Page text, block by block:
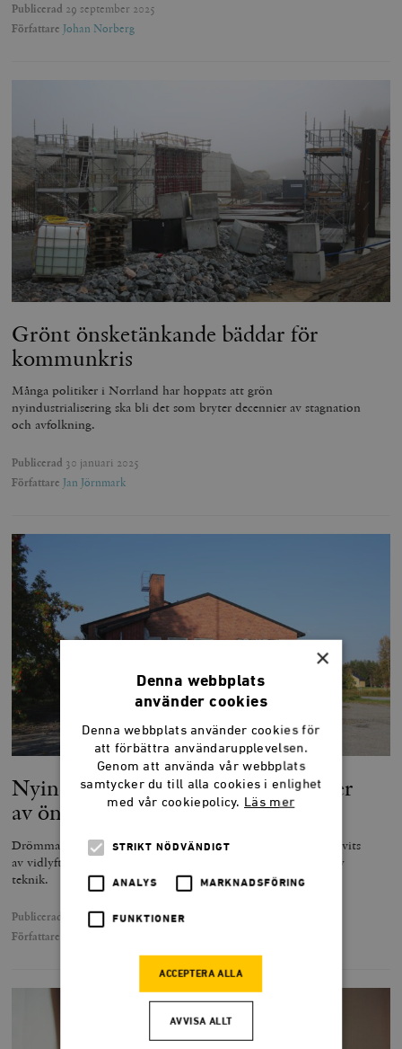
Publicerad 29 september 2025
Författare Johan Norberg
Grönt önsketänkande bäddar för
kommunkris
Många politiker i Norrland har hoppats att grön
nyindustrialisering ska bli det som bryter decennier av stagnation
och avfolkning.
Publicerad 30 januari 2025
Författare Jan Jörnmark
Nyindustrialiseringens tre decennier
av önsketänkande
Drömmarna om att kunna bryta Norrlands stagnation har drivits
av vidlyftiga politiska mål och orealistiska förväntningar på ny
teknik.
Publicerad
29 januari 2025
Författare
×
Denna webbplats
använder cookies
Denna webbplats använder cookies för
att förbättra användarupplevelsen.
Genom att använda vår webbplats
samtycker du till alla cookies i enlighet
med vår cookiepolicy. Läs mer
STRIKT NÖDVÄNDIGT
ANALYS MARKNADSFÖRING
FUNKTIONER
ACCEPTERA ALLA
AVVISA ALLT